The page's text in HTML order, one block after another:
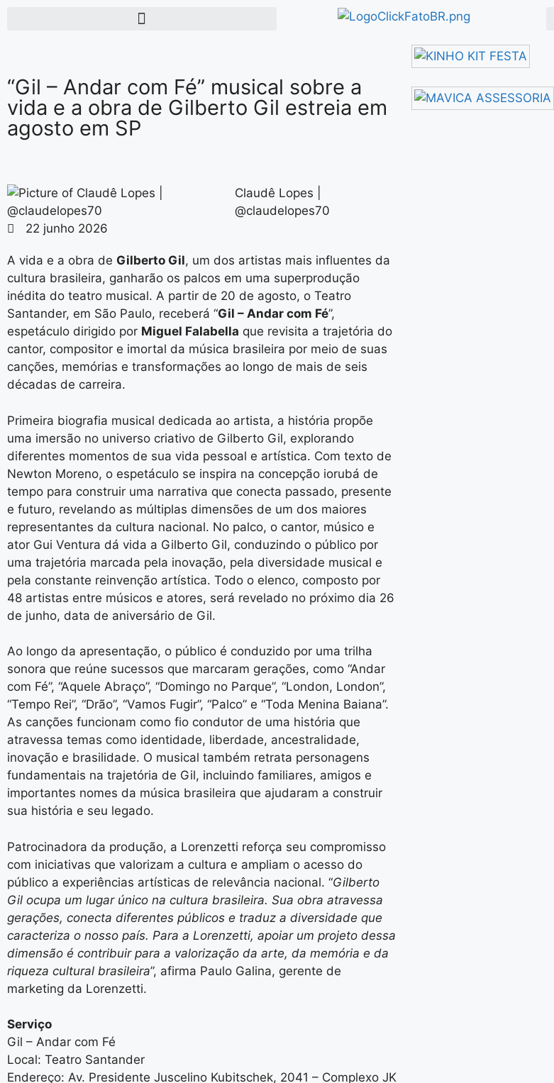
“Gil – Andar com Fé” musical sobre a
vida e a obra de Gilberto Gil estreia em
agosto em SP
Claudê Lopes |
@claudelopes70
22 junho 2026
A vida e a obra de Gilberto Gil, um dos artistas mais influentes da
cultura brasileira, ganharão os palcos em uma superprodução
inédita do teatro musical. A partir de 20 de agosto, o Teatro
Santander, em São Paulo, receberá “Gil – Andar com Fé”,
espetáculo dirigido por Miguel Falabella que revisita a trajetória do
cantor, compositor e imortal da música brasileira por meio de suas
canções, memórias e transformações ao longo de mais de seis
décadas de carreira.
Primeira biografia musical dedicada ao artista, a história propõe
uma imersão no universo criativo de Gilberto Gil, explorando
diferentes momentos de sua vida pessoal e artística. Com texto de
Newton Moreno, o espetáculo se inspira na concepção iorubá de
tempo para construir uma narrativa que conecta passado, presente
e futuro, revelando as múltiplas dimensões de um dos maiores
representantes da cultura nacional. No palco, o cantor, músico e
ator Gui Ventura dá vida a Gilberto Gil, conduzindo o público por
uma trajetória marcada pela inovação, pela diversidade musical e
pela constante reinvenção artística. Todo o elenco, composto por
48 artistas entre músicos e atores, será revelado no próximo dia 26
de junho, data de aniversário de Gil.
Ao longo da apresentação, o público é conduzido por uma trilha
sonora que reúne sucessos que marcaram gerações, como “Andar
com Fé”, “Aquele Abraço”, “Domingo no Parque”, “London, London”,
“Tempo Rei”, “Drão”, “Vamos Fugir”, “Palco” e “Toda Menina Baiana”.
As canções funcionam como fio condutor de uma história que
atravessa temas como identidade, liberdade, ancestralidade,
inovação e brasilidade. O musical também retrata personagens
fundamentais na trajetória de Gil, incluindo familiares, amigos e
importantes nomes da música brasileira que ajudaram a construir
sua história e seu legado.
Patrocinadora da produção, a Lorenzetti reforça seu compromisso
com iniciativas que valorizam a cultura e ampliam o acesso do
público a experiências artísticas de relevância nacional. “Gilberto
Gil ocupa um lugar único na cultura brasileira. Sua obra atravessa
gerações, conecta diferentes públicos e traduz a diversidade que
caracteriza o nosso país. Para a Lorenzetti, apoiar um projeto dessa
dimensão é contribuir para a valorização da arte, da memória e da
riqueza cultural brasileira”, afirma Paulo Galina, gerente de
marketing da Lorenzetti.
Serviço
Gil – Andar com Fé
Local: Teatro Santander
Endereço: Av. Presidente Juscelino Kubitschek, 2041 – Complexo JK